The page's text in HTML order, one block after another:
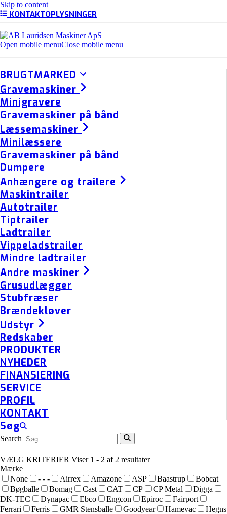
Skip to content
KONTAKTOPLYSNINGER
Open mobile menuClose mobile menu
BRUGTMARKED
Gravemaskiner
Minigravere
Gravemaskiner på bånd
Læssemaskiner
Minilæssere
Gravemaskiner på bånd
Dumpere
Anhængere og trailere
Maskintrailer
Autotrailer
Tiptrailer
Ladtrailer
Vippeladstrailer
Mindre ladtrailer
Andre maskiner
Grusudlægger
Stubfræser
Brændekløver
Udstyr
Redskaber
PRODUKTER
NYHEDER
FINANSIERING
SERVICE
PROFIL
KONTAKT
Søg
Search
VÆLG KRITERIER Viser 1 - 2 af 2 resultater
Mærke
None
- - - Airrex Amazone ASP Baastrup
Bobcat
Bøgballe
Bomag Cast CAT CP CP Metal
Digga
DK-TEC
Dynapac Ebco Engcon Epiroc
Fairport
Ferrari
Ferris GMR Stensballe Goodyear Hamevac
Hegns